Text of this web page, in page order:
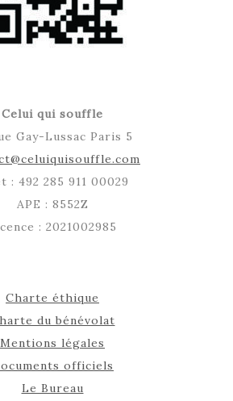
Celui qui souffle
Gay-Lussac Paris 5
: 492 285 911 00029
APE : 8552Z
: 2021002985
Charte éthique
du bénévolat
Mentions légales
officiels
Le Bureau